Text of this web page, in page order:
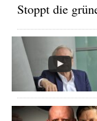
Stoppt die